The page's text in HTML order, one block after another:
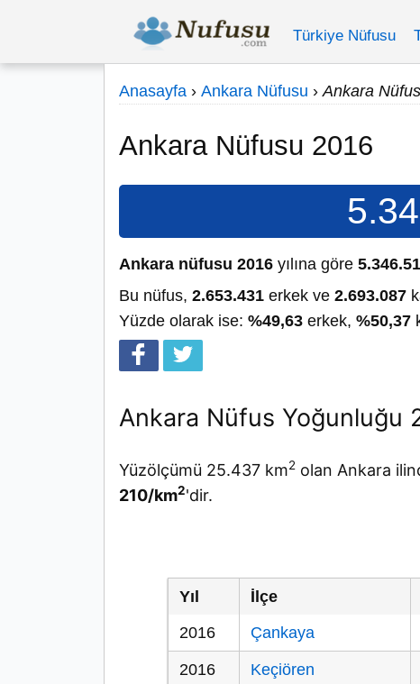
Türkiye Nüfusu
Anasayfa › Ankara Nüfusu › Ankara
Ankara Nüfusu 2016
Ankara nüfusu 2016 yılına göre
Bu nüfus, 2.653.431 erkek ve 2.693.087
Yüzde olarak ise: %49,63 erkek, %50,37
Ankara Nüfus Yoğunluğu
Yüzölçümü 25.437 km2 olan Ankara
210/km2'dir.
Yıl İlçe
2016
Çankaya
2016 Keçiören